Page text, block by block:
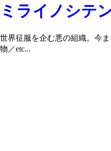
ミライノシテ
世界征服を企む悪の組織。今
物／etc...